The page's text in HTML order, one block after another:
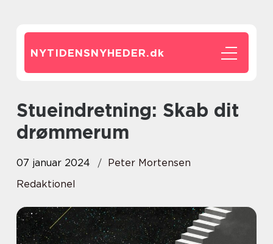
NYTIDENSNYHEDER.dk
Stueindretning: Skab dit
drømmerum
07 januar 2024
Peter Mortensen
Redaktionel